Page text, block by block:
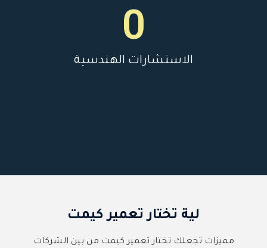
الاستشارات الهندسية
0
لية تختار تعمير كيمت
مميزات تجعلك تختار تعمير كيمت من بين الشركات
التواصل واتســاب